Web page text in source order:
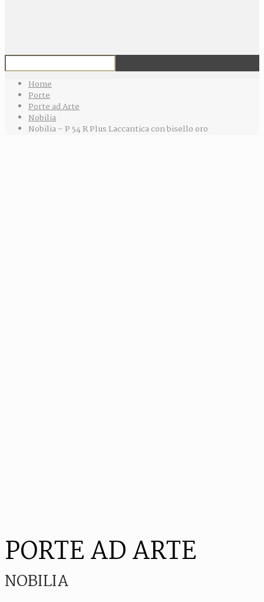
Home
Porte
Porte ad Arte
Nobilia
Nobilia – P 54 R Plus Laccantica con bisello oro
PORTE AD ARTE
NOBILIA